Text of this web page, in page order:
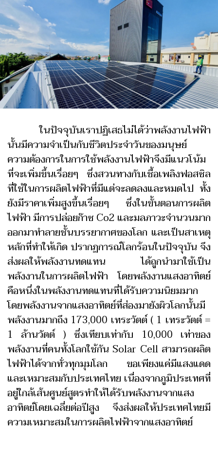
ในปัจจุบันเราปฏิเสธไม่ได้ว่าพลังงานไฟฟ้า
นั้นมีความจำเป็นกับชีวิตประจำวันของมนุษย์
ความต้องการในการใช้พลังงานไฟฟ้าจึงมีแนวโน้ม
ที่จะเพิ่มขึ้นเรื่อยๆ ซึ่งสวนทางกับเชื้อเพลิงฟอสซิล
ที่ใช้ในการผลิตไฟฟ้าที่มีแต่จะลดลงและหมดไป ทั้ง
ยังมีราคาเพิ่มสูงขึ้นเรื่อยๆ ซึ่งในขั้นตอนการผลิต
ไฟฟ้า มีการปล่อยก๊าซ Co2 และมลภาวะจำนวนมาก
ออกมาทำลายชั้นบรรยากาศของโลก และเป็นสาเหตุ
หลักที่ทำให้เกิด ปรากฏการณ์โลกร้อนในปัจจุบัน จึง
ส่งผลให้พลังงานทดแทน ได้ถูกนำมาใช้เป็น
พลังงานในการผลิตไฟฟ้า โดยพลังงานแสงอาทิตย์
คือหนึ่งในพลังงานทดแทนที่ได้รับความนิยมมาก
โดยพลังงานจากแสงอาทิตย์ที่ส่องมายังผิวโลกนั้นมี
พลังงานมากถึง 173,000 เทระวัตต์ ( 1 เทระวัตต์ =
1 ล้านวัตต์ ) ซึ่งเทียบเท่ากับ 10,000 เท่าของ
พลังงานที่คนทั้งโลกใช้กัน Solar Cell สามารถผลิต
ไฟฟ้าได้จากทั่วทุกมุมโลก ขอเพียงแค่มีแสงแดด
และเหมาะสมกับประเทศไทย เนื่องจากภูมิประเทศที่
อยู่ใกล้เส้นศูนย์สูตรทำให้ได้รับพลังงานจากแสง
อาทิตย์โดยเฉลี่ยต่อปีสูง จึงส่งผลให้ประเทศไทยมี
ความเหมาะสมในการผลิตไฟฟ้าจากแสงอาทิตย์